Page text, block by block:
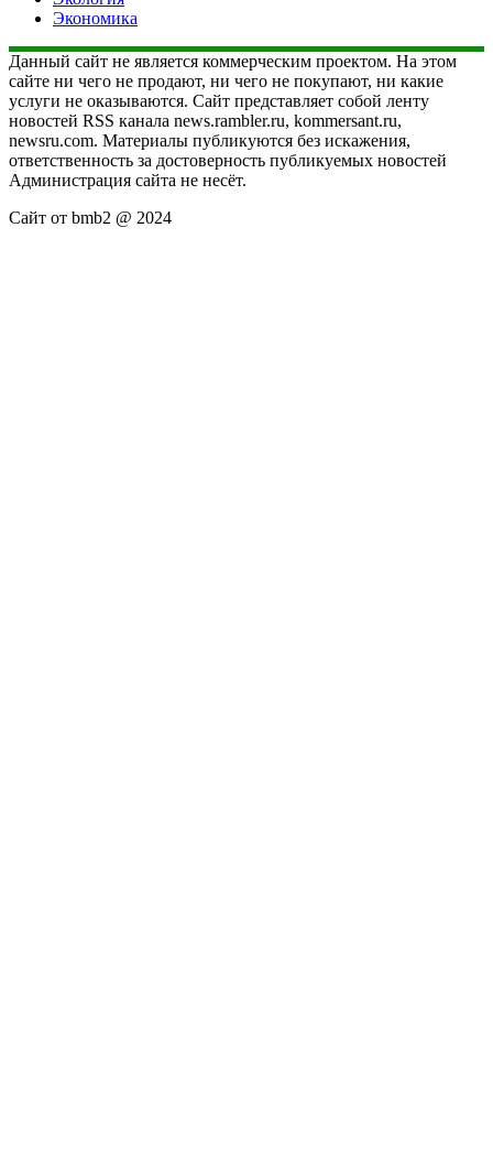
Экономика
Данный сайт не является коммерческим проектом. На этом
сайте ни чего не продают, ни чего не покупают, ни какие
услуги не оказываются. Сайт представляет собой ленту
новостей RSS канала news.rambler.ru, kommersant.ru,
newsru.com. Материалы публикуются без искажения,
ответственность за достоверность публикуемых новостей
Администрация сайта не несёт.
Сайт от bmb2 @ 2024